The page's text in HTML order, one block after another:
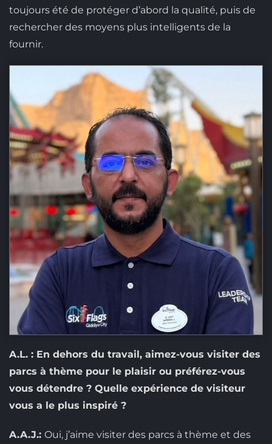
toujours été de protéger d’abord la qualité, puis de
rechercher des moyens plus intelligents de la
fournir.
A.L. : En dehors du travail, aimez-vous visiter des
parcs à thème pour le plaisir ou préférez-vous
vous détendre ? Quelle expérience de visiteur
vous a le plus inspiré ?
A.A.J.: Oui, j’aime visiter des parcs à thème et des